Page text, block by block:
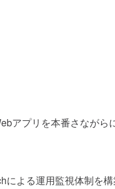
アプリを本番さながら
よる運用監視体制を構